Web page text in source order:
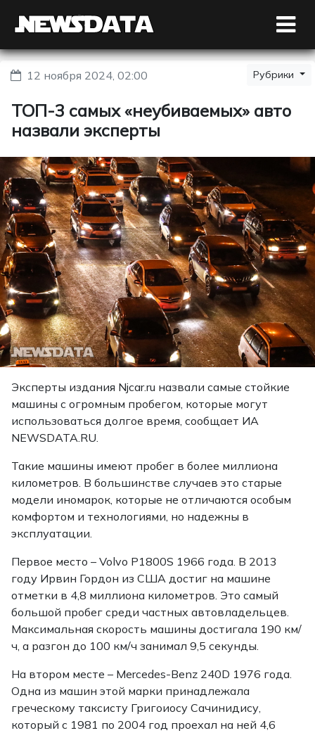
12 ноября 2024, 02:00 Рубрики
ТОП-3 самых «неубиваемых» авто
назвали эксперты
Эксперты издания Njcar.ru назвали самые стойкие
машины с огромным пробегом, которые могут
использоваться долгое время, сообщает ИА
NEWSDATA.RU.
Такие машины имеют пробег в более миллиона
километров. В большинстве случаев это старые
модели иномарок, которые не отличаются особым
комфортом и технологиями, но надежны в
эксплуатации.
Первое место – Volvo P1800S 1966 года. В 2013
году Ирвин Гордон из США достиг на машине
отметки в 4,8 миллиона километров. Это самый
большой пробег среди частных автовладельцев.
Максимальная скорость машины достигала 190 км/
ч, а разгон до 100 км/ч занимал 9,5 секунды.
На втором месте – Mercedes-Benz 240D 1976 года.
Одна из машин этой марки принадлежала
греческому таксисту Григоиосу Сачинидису,
который с 1981 по 2004 год проехал на ней 4,6